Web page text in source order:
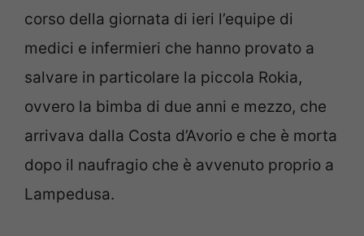
corso della giornata di ieri l’equipe di
medici e infermieri che hanno provato a
salvare in particolare la piccola Rokia,
ovvero la bimba di due anni e mezzo, che
arrivava dalla Costa d’Avorio e che è morta
dopo il naufragio che è avvenuto proprio a
Lampedusa.